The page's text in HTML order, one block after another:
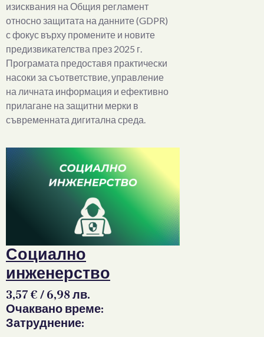
изисквания на Общия регламент
относно защитата на данните (GDPR)
с фокус върху промените и новите
предизвикателства през 2025 г.
Програмата предоставя практически
насоки за съответствие, управление
на личната информация и ефективно
прилагане на защитни мерки в
съвременната дигитална среда.
Социално
инженерство
3,57€/ 6,98 лв.
Очаквано време:
Затруднение: